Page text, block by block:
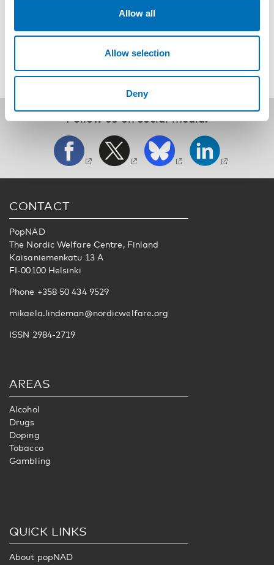
Allow all
Allow selection
Deny
SHARE
Follow us on social media:
CONTACT
PopNAD
The Nordic Welfare Centre, Finland
Kaisaniemenkatu 13 A
FI-00100 Helsinki
Phone +358 50 434 9529
mikaela.lindeman@nordicwelfare.org
ISSN 2984-2719
AREAS
Alcohol
Drugs
Doping
Tobacco
Gambling
QUICK LINKS
About popNAD